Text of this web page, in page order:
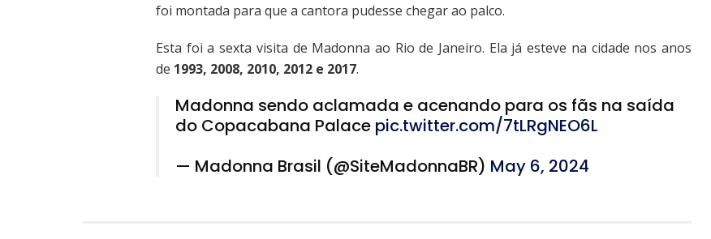
foi montada para que a cantora pudesse chegar ao palco.
Esta foi a sexta visita de Madonna ao Rio de Janeiro. Ela já esteve na cidade nos anos
de 1993, 2008, 2010, 2012 e 2017.
Madonna sendo aclamada e acenando para os fãs na saída
do Copacabana Palace pic.twitter.com/7tLRgNEO6L
— Madonna Brasil (@SiteMadonnaBR) May 6, 2024